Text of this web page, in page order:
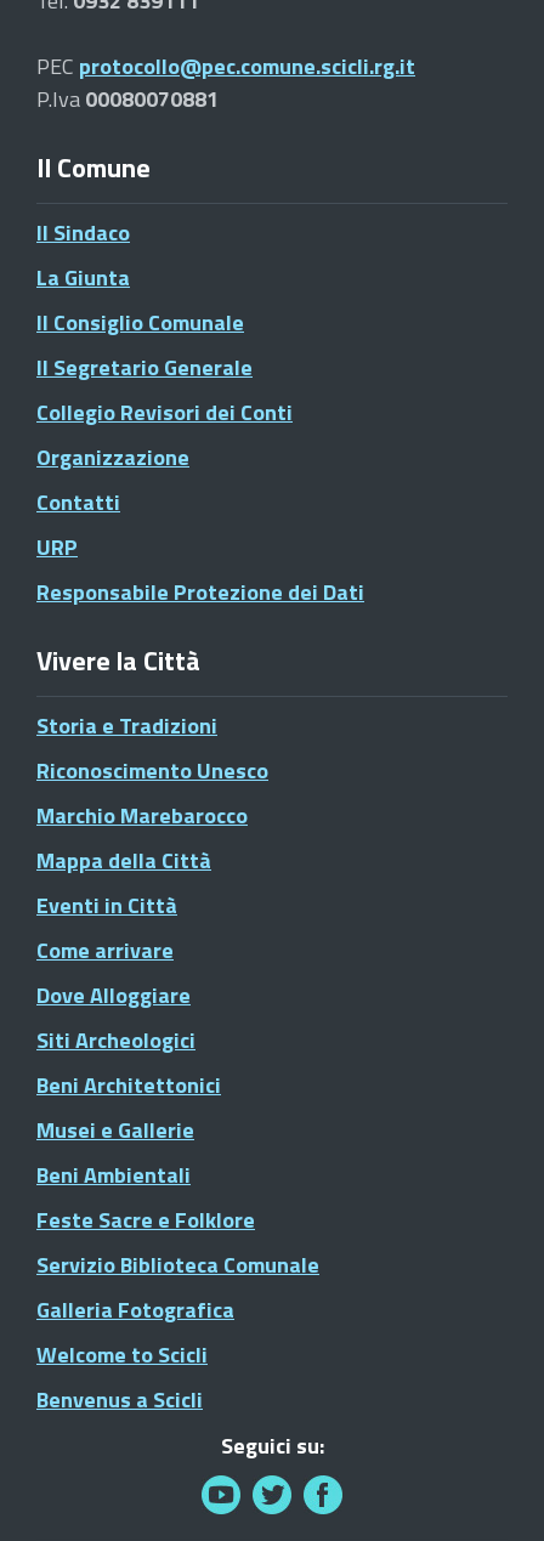
PEC protocollo@pec.comune.scicli.rg.it
P.Iva00080070881
Il Comune
Il Sindaco
La Giunta
Il Consiglio Comunale
Il Segretario Generale
Collegio Revisori dei Conti
Organizzazione
Contatti
URP
Responsabile Protezione dei Dati
Vivere la Città
Storia e Tradizioni
Riconoscimento Unesco
Marchio Marebarocco
Mappa della Città
Eventi in Città
Come arrivare
Dove Alloggiare
Siti Archeologici
Beni Architettonici
Musei e Gallerie
Beni Ambientali
Feste Sacre e Folklore
Servizio Biblioteca Comunale
Galleria Fotografica
Welcome to Scicli
Benvenus a Scicli
Seguici su: